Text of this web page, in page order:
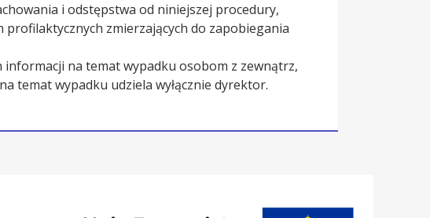
i odstępstwa od niniejszej procedury,
zmierzających do zapobiegania
na temat wypadku osobom z zewnątrz,
temat wypadku udziela wyłącznie dyrektor.